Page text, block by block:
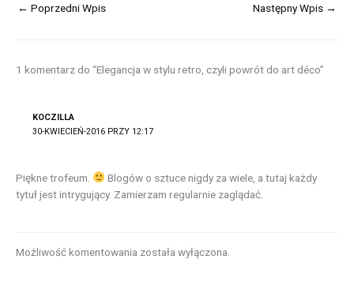
← Poprzedni Wpis Następny Wpis →
1 komentarz do “Elegancja w stylu retro, czyli powrót do art déco”
KOCZILLA
30-KWIECIEŃ-2016 PRZY 12:17
Piękne trofeum.
Blogów o sztuce nigdy za wiele, a tutaj każdy
tytuł jest intrygujący. Zamierzam regularnie zaglądać.
Możliwość komentowania została wyłączona.